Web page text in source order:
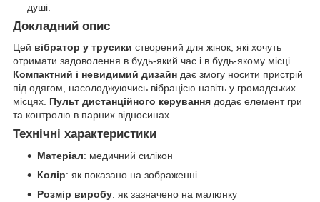
душі.
Докладний опис
Цей вібратор у трусики створений для жінок, які хочуть
отримати задоволення в будь-який час і в будь-якому місці.
Компактний і невидимий дизайн дає змогу носити пристрій
під одягом, насолоджуючись вібрацією навіть у громадських
місцях. Пульт дистанційного керування додає елемент гри
та контролю в парних відносинах.
Технічні характеристики
Матеріал: медичний силікон
Колір: як показано на зображенні
Розмір виробу: як зазначено на малюнку